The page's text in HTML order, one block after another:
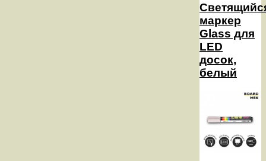
маркер
Glass для
LED
досок,
белый